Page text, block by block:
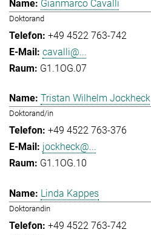
Gianmarco Cavalli
Doktorand
+49 4522 763-742
cavalli@...
G1.1OG.07
Tristan Wilhelm Jockheck
Doktorand/in
+49 4522 763-376
jockheck@...
G1.1OG.10
Linda Kappes
Doktorandin
+49 4522 763-742